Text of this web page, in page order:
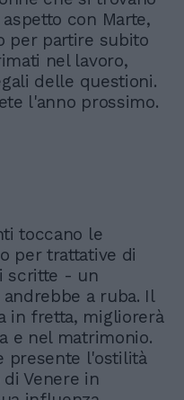
con Marte,
per partire subito
nel lavoro,
delle questioni.
l'anno prossimo.
toccano le
per trattative di
scritte - un
a ruba. Il
in fretta, migliorerà
e nel matrimonio.
presente l'ostilità
Venere in